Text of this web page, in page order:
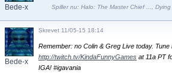
Bede-x Spiller nu: Halo: The Master Chief ...
Bede-x
Skrevet 11/05-15 18:14
Remember: no Colin & Greg Live today. Tune
http://twitch.tv/KindaFunnyGames at 11a PT
IGA! #igavania